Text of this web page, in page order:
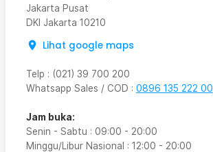
Jakarta Pusat
DKI Jakarta 10210
Lihat google maps
Telp : (021) 39 700 200
Whatsapp Sales / COD : 0896 135 222 00
Jam buka:
Senin - Sabtu : 09:00 - 20:00
Minggu/Libur Nasional : 12:00 - 20:00